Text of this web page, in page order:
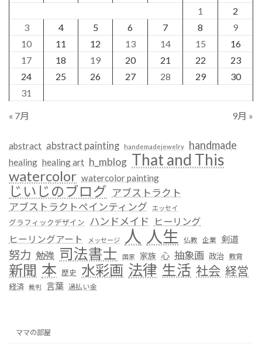
1
2
3
4 5 6 7 8
9
10
11 12 13 14 15
16
17
18 19 20 21 22
23
24
25 26 27 28 29
30
31
« 7月 9月 »
abstract abstract painting handemadejewelry handmade
healing healing art h_mblog That and This
watercolor watercolor painting
じいじのブログ アブストラクト
アブストラクトペインティング
エッセイ
グラフィックデザイン ハンドメイド ヒーリング
ヒーリングアート メッセージ 人 人生 仏教 企業 剣道
努力 勉強 司法書士 国家 家族 心 抽象画 政治 教育
新聞 本 歴史 水彩画 法律 生活 社会 経営
経済 裁判 言葉 過払い金
ママの部屋